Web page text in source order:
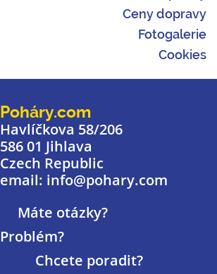
Ceny dopravy
Fotogalerie
Cookies
Poháry.com
Havlíčkova 58/206
586 01 Jihlava
Czech Republic
email: info@pohary.com
Máte otázky?
Problém?
Chcete poradit?